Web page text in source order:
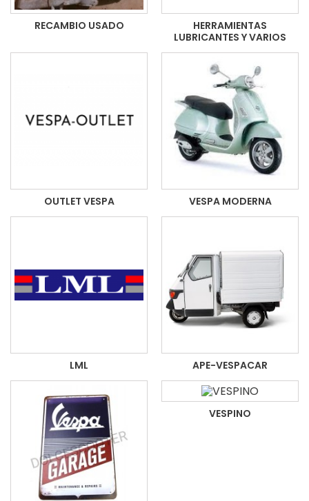
RECAMBIO USADO
HERRAMIENTAS
LUBRICANTES Y VARIOS
OUTLET VESPA VESPA MODERNA
LML APE-VESPACAR
VESPINO